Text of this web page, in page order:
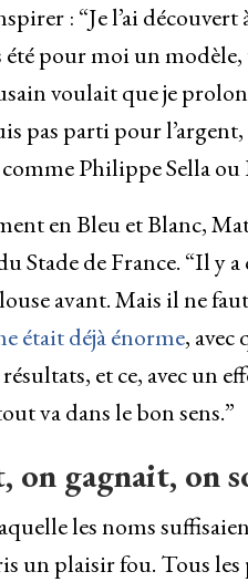
: “Je l’ai
pour moi un modèle,
voulait que je
pas parti pour l’argent,
comme Philippe Sella
en Bleu et Blanc,
de France. “Il y a
avant. Mais il ne
était déjà énorme, avec
et ce, avec un
va dans le bon sens.”
on gagnait, on
les noms
un plaisir fou. Tous